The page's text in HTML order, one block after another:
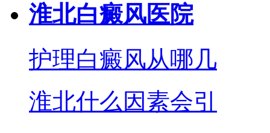
淮北白癜风医院
护理白癜风从哪几
淮北什么因素会引